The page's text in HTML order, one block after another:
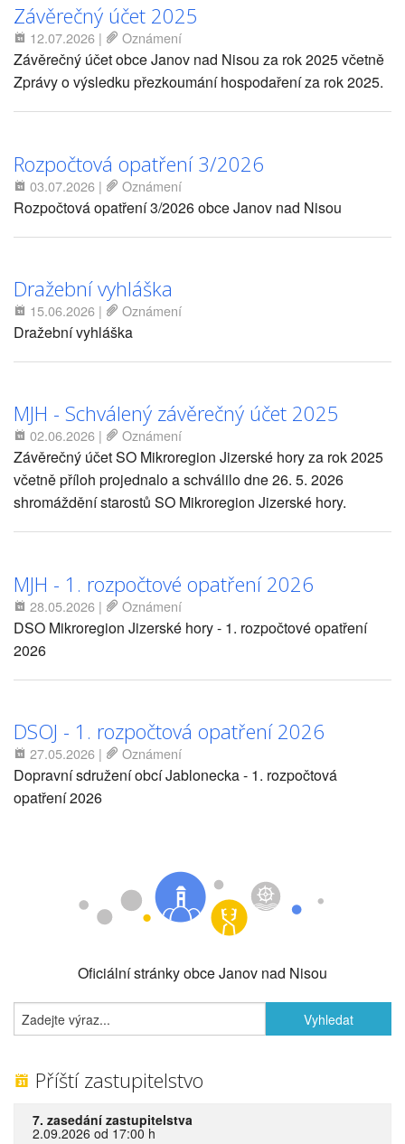
Závěrečný účet 2025
12.07.2026 | Oznámení
Závěrečný účet obce Janov nad Nisou za rok 2025 včetně
Zprávy o výsledku přezkoumání hospodaření za rok 2025.
Rozpočtová opatření 3/2026
03.07.2026 | Oznámení
Rozpočtová opatření 3/2026 obce Janov nad Nisou
Dražební vyhláška
15.06.2026 | Oznámení
Dražební vyhláška
MJH - Schválený závěrečný účet 2025
02.06.2026 | Oznámení
Závěrečný účet SO Mikroregion Jizerské hory za rok 2025
včetně příloh projednalo a schválilo dne 26. 5. 2026
shromáždění starostů SO Mikroregion Jizerské hory.
MJH - 1. rozpočtové opatření 2026
28.05.2026 | Oznámení
DSO Mikroregion Jizerské hory - 1. rozpočtové opatření
2026
DSOJ - 1. rozpočtová opatření 2026
27.05.2026 | Oznámení
Dopravní sdružení obcí Jablonecka - 1. rozpočtová
opatření 2026
Oficiální stránky obce Janov nad Nisou
Příští zastupitelstvo
7. zasedání zastupitelstva
2.09.2026 od 17:00 h